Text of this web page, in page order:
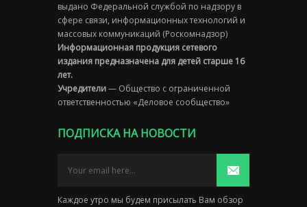
выдано Федеральной службой по надзору в
сфере связи, информационных технологий и
массовых коммуникаций (Роскомнадзор)
Информационная продукция сетевого
издания предназначена для детей старше 16
лет.
Учредители— Общество с ограниченной
ответственностью «Деловое сообщество»
ПОДПИСКА НА НОВОСТИ
Каждое утро мы будем присылать Вам обзор